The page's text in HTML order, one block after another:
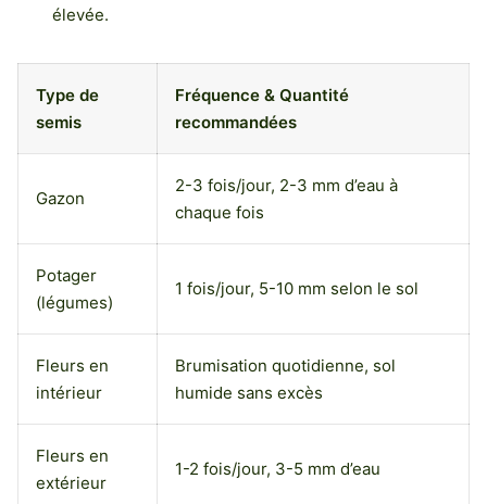
élevée.
Type de
semis
Fréquence & Quantité
recommandées
Gazon
2-3 fois/jour, 2-3 mm d’eau à
chaque fois
Potager
(légumes)
1 fois/jour, 5-10 mm selon le sol
Fleurs en
intérieur
Brumisation quotidienne, sol
humide sans excès
Fleurs en
extérieur
1-2 fois/jour, 3-5 mm d’eau